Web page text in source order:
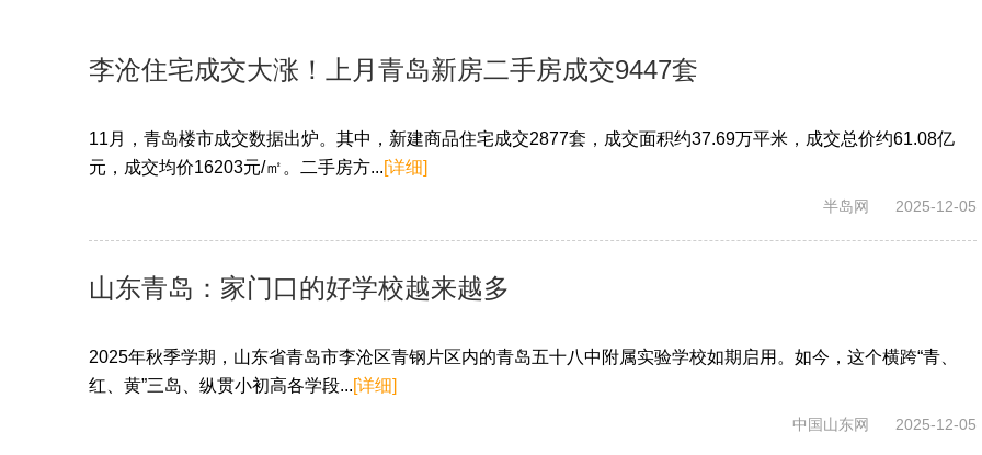
李沧住宅成交大涨！上月青岛新房二手房成交9447套
11月，青岛楼市成交数据出炉。其中，新建商品住宅成交2877套，成交面积约37.69万平米，成交总价约61.08亿
元，成交均价16203元/㎡。二手房方...[详细]
半岛网 2025-12-05
山东青岛：家门口的好学校越来越多
2025年秋季学期，山东省青岛市李沧区青钢片区内的青岛五十八中附属实验学校如期启用。如今，这个横跨“青、
红、黄”三岛、纵贯小初高各学段...[详细]
中国山东网 2025-12-05